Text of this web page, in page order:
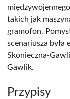
takich jak
gramofon.
scenariusza była
Skonieczna-
Gawlik.
Przypisy